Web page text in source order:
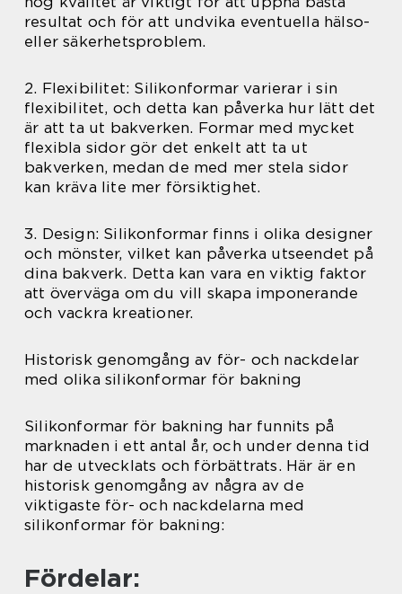
resultat och för att undvika eventuella hälso-
eller säkerhetsproblem.
2. Flexibilitet: Silikonformar varierar i sin
flexibilitet, och detta kan påverka hur lätt det
är att ta ut bakverken. Formar med mycket
flexibla sidor gör det enkelt att ta ut
bakverken, medan de med mer stela sidor
kan kräva lite mer försiktighet.
3. Design: Silikonformar finns i olika designer
och mönster, vilket kan påverka utseendet på
dina bakverk. Detta kan vara en viktig faktor
att överväga om du vill skapa imponerande
och vackra kreationer.
Historisk genomgång av för- och nackdelar
med olika silikonformar för bakning
Silikonformar för bakning har funnits på
marknaden i ett antal år, och under denna tid
har de utvecklats och förbättrats. Här är en
historisk genomgång av några av de
viktigaste för- och nackdelarna med
silikonformar för bakning:
Fördelar: